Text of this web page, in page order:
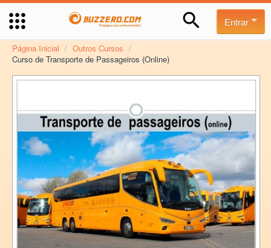
Entrar
Página Inicial / Outros Cursos /
Curso de Transporte de Passageiros (Online)